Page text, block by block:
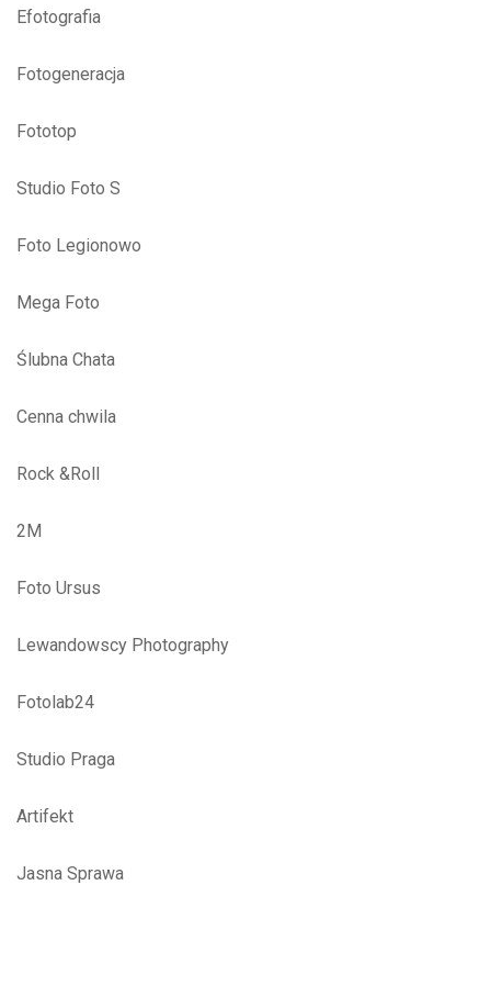
Efotografia
Fotogeneracja
Fototop
Studio Foto S
Foto Legionowo
Mega Foto
Ślubna Chata
Cenna chwila
Rock &Roll
2M
Foto Ursus
Lewandowscy Photography
Fotolab24
Studio Praga
Artifekt
Jasna Sprawa